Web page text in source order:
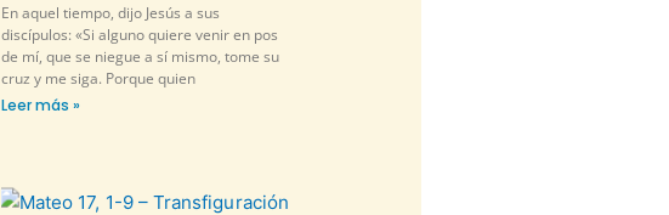
En aquel tiempo, dijo Jesús a sus
discípulos: «Si alguno quiere venir en pos
de mí, que se niegue a sí mismo, tome su
cruz y me siga. Porque quien
Leer más »